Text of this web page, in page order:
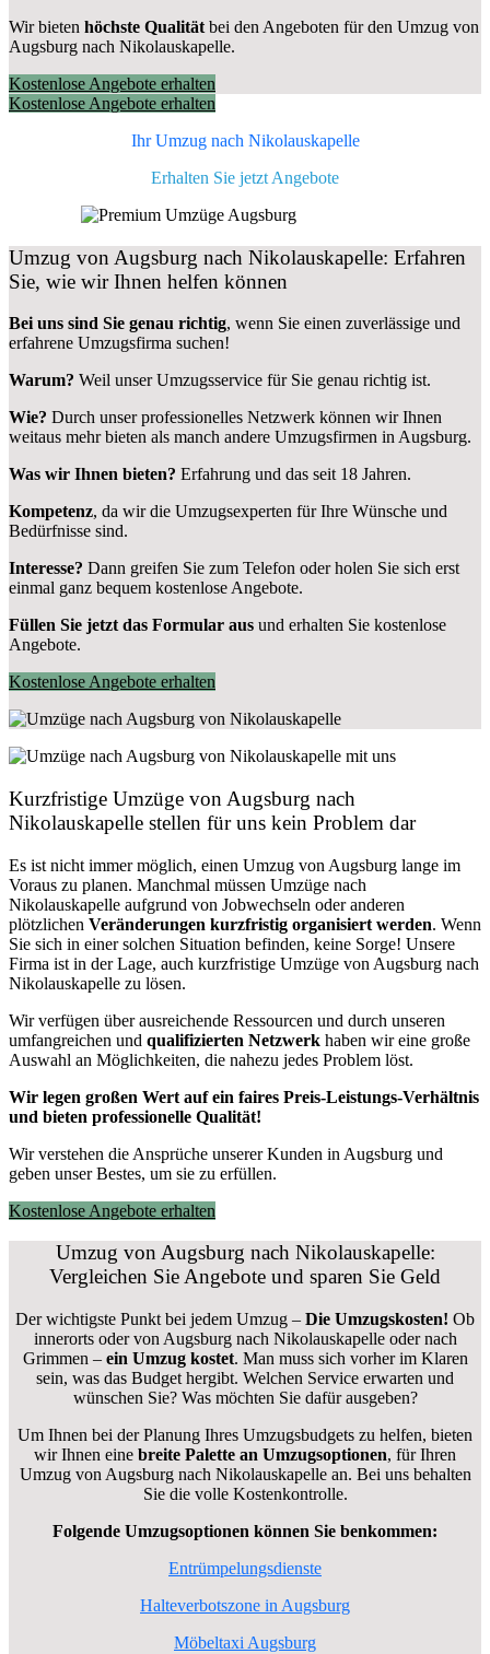
Wir bieten höchste Qualität bei den Angeboten für den Umzug von
Augsburg nach Nikolauskapelle.
Kostenlose Angebote erhalten
Kostenlose Angebote erhalten
Ihr Umzug nach Nikolauskapelle
Erhalten Sie jetzt Angebote
Umzug von Augsburg nach Nikolauskapelle: Erfahren
Sie, wie wir Ihnen helfen können
Bei uns sind Sie genau richtig, wenn Sie einen zuverlässige und
erfahrene Umzugsfirma suchen!
Warum? Weil unser Umzugsservice für Sie genau richtig ist.
Wie? Durch unser professionelles Netzwerk können wir Ihnen
weitaus mehr bieten als manch andere Umzugsfirmen in Augsburg.
Was wir Ihnen bieten? Erfahrung und das seit 18 Jahren.
Kompetenz, da wir die Umzugsexperten für Ihre Wünsche und
Bedürfnisse sind.
Interesse? Dann greifen Sie zum Telefon oder holen Sie sich erst
einmal ganz bequem kostenlose Angebote.
Füllen Sie jetzt das Formular aus und erhalten Sie kostenlose
Angebote.
Kostenlose Angebote erhalten
Kurzfristige Umzüge von Augsburg nach
Nikolauskapelle stellen für uns kein Problem dar
Es ist nicht immer möglich, einen Umzug von Augsburg lange im
Voraus zu planen. Manchmal müssen Umzüge nach
Nikolauskapelle aufgrund von Jobwechseln oder anderen
plötzlichen Veränderungen kurzfristig organisiert werden. Wenn
Sie sich in einer solchen Situation befinden, keine Sorge! Unsere
Firma ist in der Lage, auch kurzfristige Umzüge von Augsburg nach
Nikolauskapelle zu lösen.
Wir verfügen über ausreichende Ressourcen und durch unseren
umfangreichen und qualifizierten Netzwerk haben wir eine große
Auswahl an Möglichkeiten, die nahezu jedes Problem löst.
Wir legen großen Wert auf ein faires Preis-Leistungs-Verhältnis
und bieten professionelle Qualität!
Wir verstehen die Ansprüche unserer Kunden in Augsburg und
geben unser Bestes, um sie zu erfüllen.
Kostenlose Angebote erhalten
Umzug von Augsburg nach Nikolauskapelle:
Vergleichen Sie Angebote und sparen Sie Geld
Der wichtigste Punkt bei jedem Umzug – Die Umzugskosten! Ob
innerorts oder von Augsburg nach Nikolauskapelle oder nach
Grimmen – ein Umzug kostet. Man muss sich vorher im Klaren
sein, was das Budget hergibt. Welchen Service erwarten und
wünschen Sie? Was möchten Sie dafür ausgeben?
Um Ihnen bei der Planung Ihres Umzugsbudgets zu helfen, bieten
wir Ihnen eine breite Palette an Umzugsoptionen, für Ihren
Umzug von Augsburg nach Nikolauskapelle an. Bei uns behalten
Sie die volle Kostenkontrolle.
Folgende Umzugsoptionen können Sie benkommen:
Entrümpelungsdienste
Halteverbotszone in Augsburg
Möbeltaxi Augsburg